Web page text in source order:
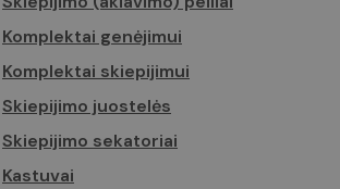
Komplektai genėjimui
Komplektai skiepijimui
Skiepijimo juostelės
Skiepijimo sekatoriai
Kastuvai